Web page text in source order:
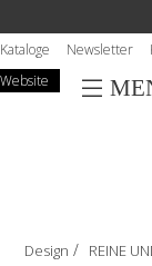
al
contenuto
Kataloge Newsletter
Website
Design / REINE